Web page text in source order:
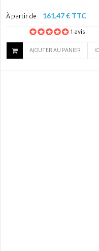
À partir de 161,47 € TTC
1 avis
AJOUTER AU PANIER